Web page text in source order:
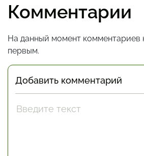
Комментарии
На данный момент комментариев
первым.
Добавить комментарий